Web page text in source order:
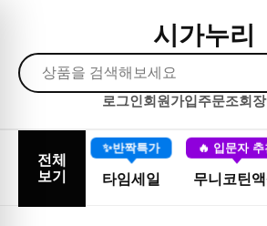
시가누리
로그인회원가입주문조회
전체
보기
✨반짝특가
타임세일
🔥 입문자 추
무니코틴